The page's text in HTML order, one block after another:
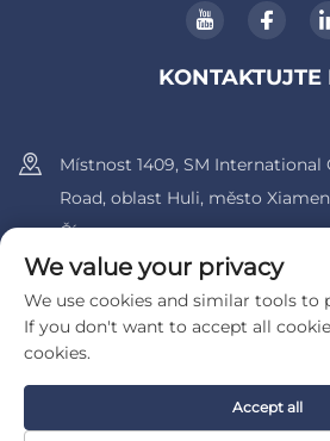
KONTAKTUJTE
Místnost 1409, SM International
Road, oblast Huli, město
Čína.
+86-13600956803
[email protected]
Autorská práva © 2025, UIB (Xiamen)
ochrany soukromí
We value your privacy
We use cookies and similar tools to
If you don't want to accept all
cookies.
Accept all